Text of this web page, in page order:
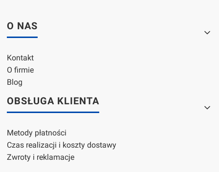
Linki w stopce
O NAS
Kontakt
O firmie
Blog
OBSŁUGA KLIENTA
Metody płatności
Czas realizacji i koszty dostawy
Zwroty i reklamacje